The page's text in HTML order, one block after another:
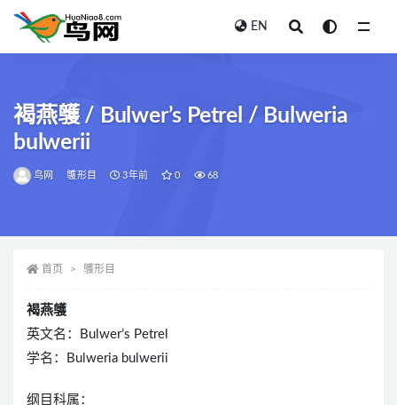
EN
褐燕鹱 / Bulwer’s Petrel / Bulweria
bulwerii
鸟网 鹱形目 3年前 0 68
首页 鹱形目
褐燕鹱
英文名：Bulwer’s Petrel
学名：Bulweria bulwerii
纲目科属：